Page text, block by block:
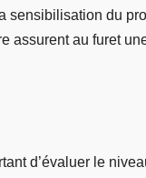
sensibilisation du
assurent au furet
d’évaluer le